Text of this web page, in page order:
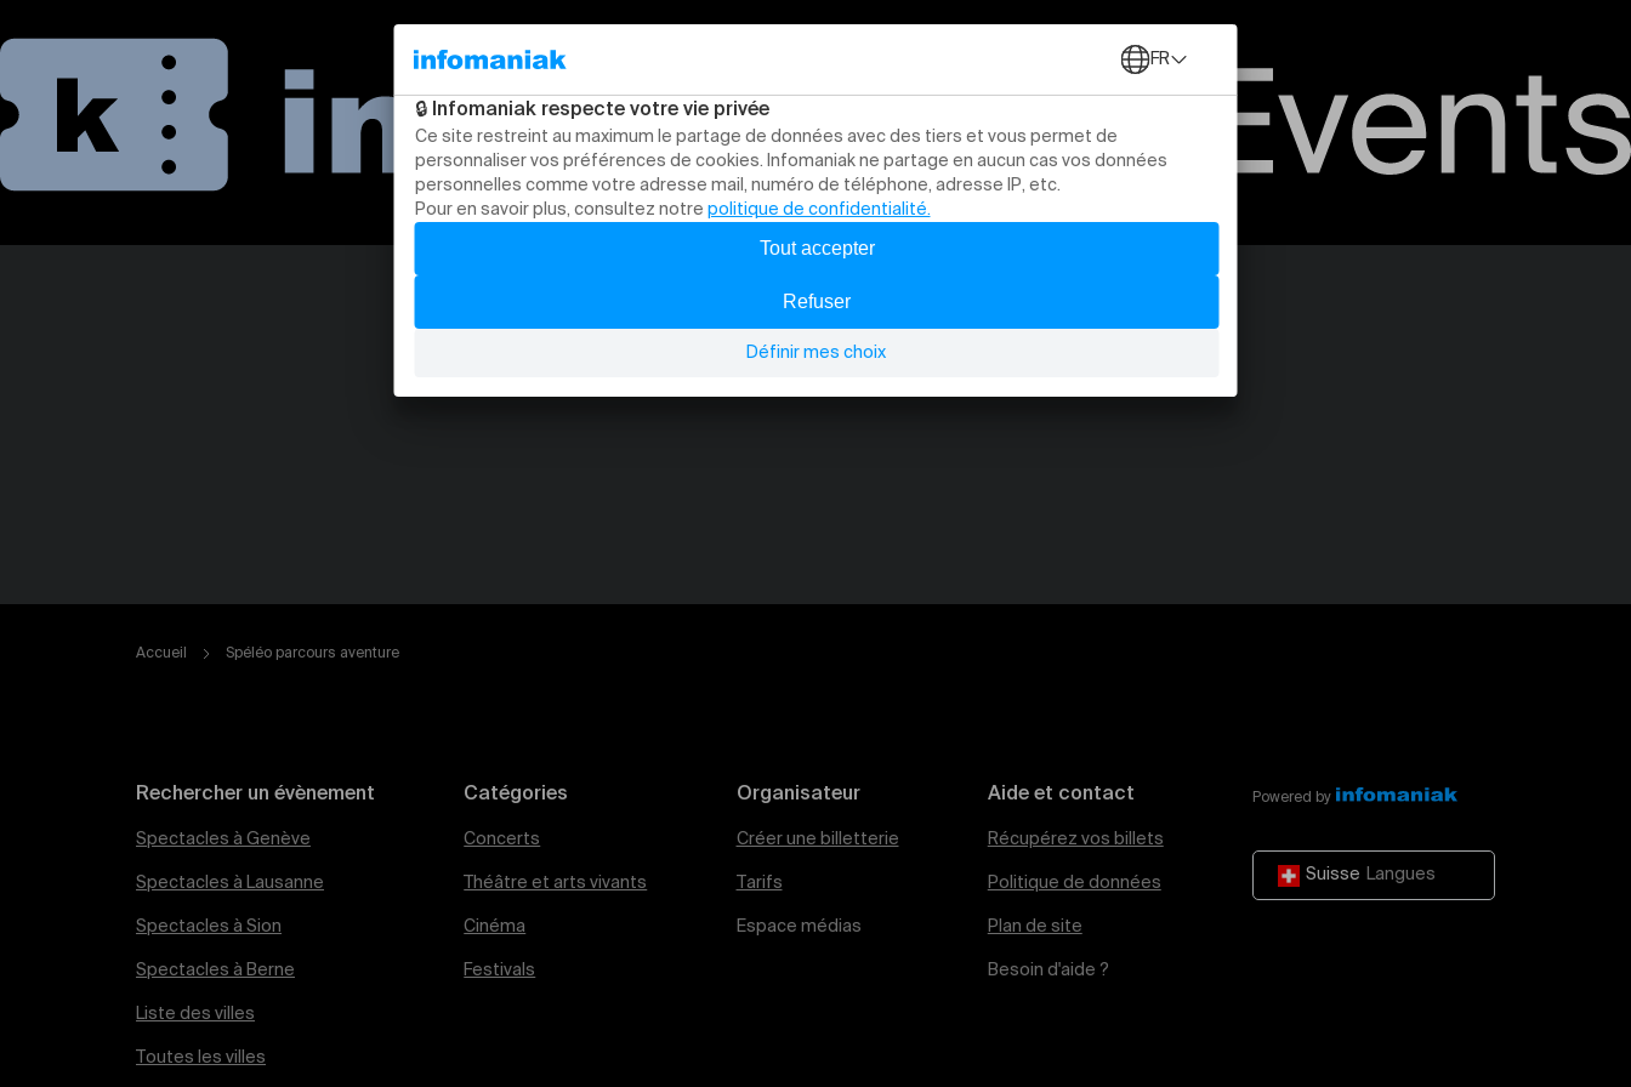
Accueil Spéléo parcours aventure
Rechercher un évènement
Spectacles à Genève
Spectacles à Lausanne
Spectacles à Sion
Spectacles à Berne
Liste des villes
Toutes les villes
Catégories
Concerts
Théâtre et arts vivants
Cinéma
Festivals
Organisateur
Créer une billetterie
Tarifs
Espace médias
Aide et contact
Récupérez vos billets
Politique de données
Plan de site
Besoin d'aide ?
Powered by
Suisse Langues